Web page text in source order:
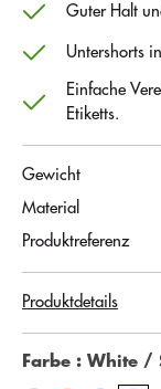
Guter Halt
Untershorts
Einfache
Etiketts.
Gewicht
Material
Produktreferenz
Produktdetails
Farbe : White /